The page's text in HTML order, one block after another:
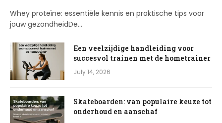
Whey proteïne: essentiële kennis en praktische tips voor
jouw gezondheidDe…
Een veelzijdige handleiding voor
succesvol trainen met de hometrainer
July 14, 2026
Skateboarden: van populaire keuze tot
onderhoud en aanschaf